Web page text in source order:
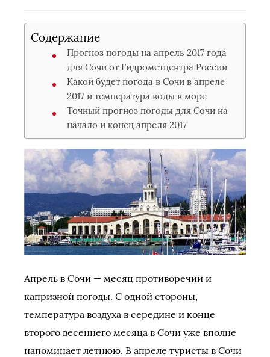
Содержание
Прогноз погоды на апрель 2017 года
для Сочи от Гидрометцентра России
Какой будет погода в Сочи в апреле
2017 и температура воды в море
Точный прогноз погоды для Сочи на
начало и конец апреля 2017
Апрель в Сочи — месяц противоречий и
капризной погоды. С одной стороны,
температура воздуха в середине и конце
второго весеннего месяца в Сочи уже вполне
напоминает летнюю. В апреле туристы в Сочи